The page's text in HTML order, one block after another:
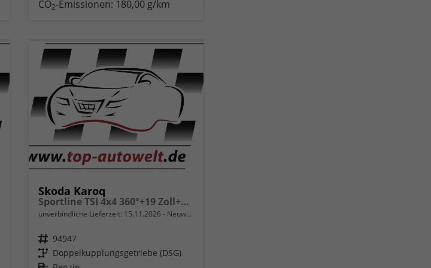
vergleichen
CO2-Emissionen: 180,00 g/km
Skoda Karoq
Sportline TSI 4x4 360°+19 Zoll+Navi+AHK+360°+ACC+Frontscheibe beheizbar+Travel Assist
unverbindliche Lieferzeit: 15.11.2026 Neuwagen
Fahrzeugnr. 94947
Getriebe Doppelkupplungsgetriebe (DSG)